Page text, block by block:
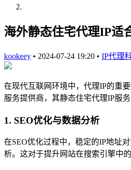
海外静态住宅代理IP适
kookeey • 2024-07-24 19:20 • IP代理
在现代互联网环境中，代理IP的重
服务提供商，其静态住宅代理IP服
1. SEO优化与数据分析
在SEO优化过程中，稳定的IP地址
析。这对于提升网站在搜索引擎中